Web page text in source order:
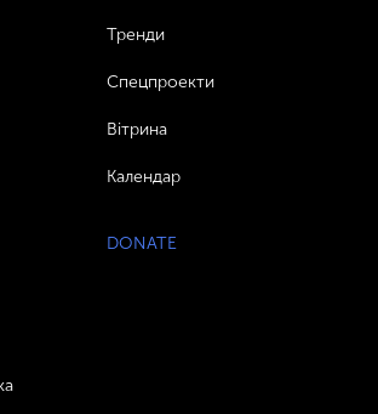
Тренди
Спецпроекти
Вітрина
Календар
DONATE